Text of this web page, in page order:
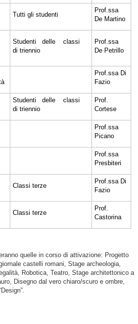
Tutti gli studenti
Prof.ssa
De Martino
Studenti delle classi
di triennio
Prof.ssa
De Petrillo
Prof.ssa Di
Fazio
Studenti delle classi
di triennio
Prof.
Cortese
Prof.ssa
Picano
Prof.ssa
Presbiteri
Classi terze
Prof.ssa Di
Fazio
Classi terze
Prof.
Castorina
quelle in corso di attivazione: Progetto
castelli romani, Stage archeologia,
Robotica, Teatro, Stage architettonico a
Disegno dal vero chiaro/scuro e ombre,